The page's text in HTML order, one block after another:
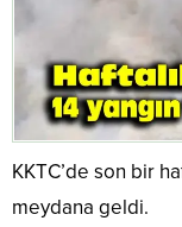
KKTC’de son bir
meydana geldi.